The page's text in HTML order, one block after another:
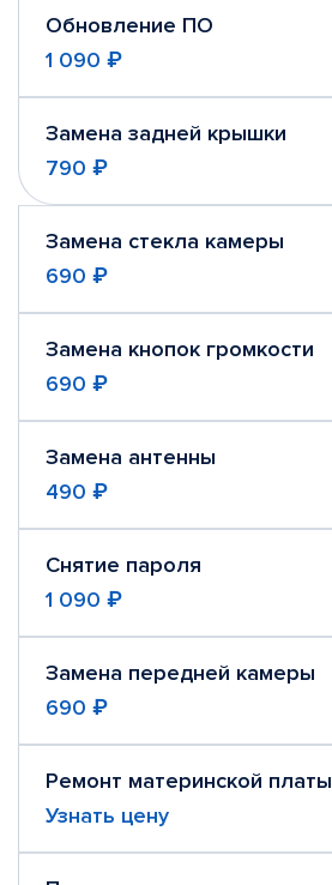
Обновление ПО
1 090 ₽
Замена задней крышки
790 ₽
Замена стекла камеры
690 ₽
Замена кнопок громкости
690 ₽
Замена антенны
490 ₽
Снятие пароля
1 090 ₽
Замена передней камеры
690 ₽
Ремонт материнской платы
Узнать цену